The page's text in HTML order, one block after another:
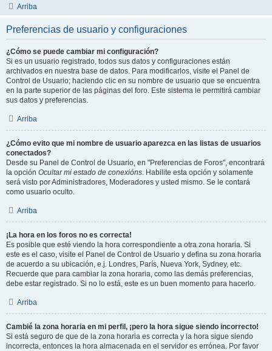
Arriba
Preferencias de usuario y configuraciones
¿Cómo se puede cambiar mi configuración?
Si es un usuario registrado, todos sus datos y configuraciones están
archivados en nuestra base de datos. Para modificarlos, visite el Panel de
Control de Usuario; haciendo clic en su nombre de usuario que se encuentra
en la parte superior de las páginas del foro. Este sistema le permitirá cambiar
sus datos y preferencias.
Arriba
¿Cómo evito que mi nombre de usuario aparezca en las listas de usuarios
conectados?
Desde su Panel de Control de Usuario, en "Preferencias de Foros", encontrará
la opción Ocultar mi estado de conexións. Habilite esta opción y solamente
será visto por Administradores, Moderadores y usted mismo. Se le contará
como usuario oculto.
Arriba
¡La hora en los foros no es correcta!
Es posible que esté viendo la hora correspondiente a otra zona horaria. Si
este es el caso, visite el Panel de Control de Usuario y defina su zona horaria
de acuerdo a su ubicación, e.j. Londres, París, Nueva York, Sydney, etc.
Recuerde que para cambiar la zona horaria, como las demás preferencias,
debe estar registrado. Si no lo está, este es un buen momento para hacerlo.
Arriba
Cambié la zona horaria en mi perfil, ¡pero la hora sigue siendo incorrecto!
Si está seguro de que de la zona horaria es correcta y la hora sigue siendo
incorrecta, entonces la hora almacenada en el servidor es errónea. Por favor